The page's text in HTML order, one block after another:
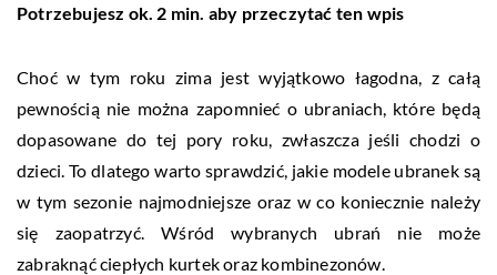
Potrzebujesz ok. 2 min. aby przeczytać ten wpis
Choć w tym roku zima jest wyjątkowo łagodna, z całą
pewnością nie można zapomnieć o ubraniach, które będą
dopasowane do tej pory roku, zwłaszcza jeśli chodzi o
dzieci. To dlatego warto sprawdzić, jakie modele ubranek są
w tym sezonie najmodniejsze oraz w co koniecznie należy
się zaopatrzyć. Wśród wybranych ubrań nie może
zabraknąć ciepłych kurtek oraz kombinezonów.